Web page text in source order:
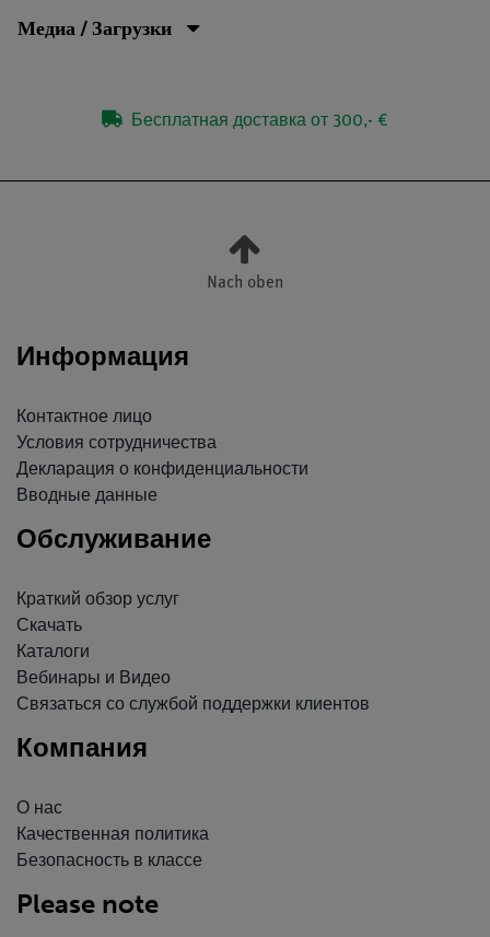
Медиа / Загрузки
Бесплатная доставка от 300,- €
Nach oben
Информация
Контактное лицо
Условия сотрудничества
Декларация о конфиденциальности
Вводные данные
Обслуживание
Краткий обзор услуг
Скачать
Каталоги
Вебинары и Видео
Связаться со службой поддержки клиентов
Компания
О нас
Качественная политика
Безопасность в классе
Please note